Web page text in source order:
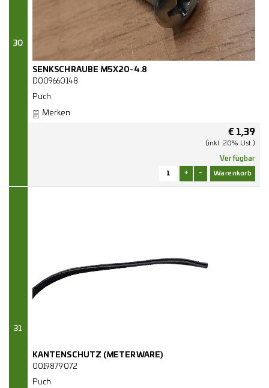
30
SENKSCHRAUBE M5X20-4.8
D009660148
Puch
Merken
€ 1,39
(inkl. 20% Ust.)
Verfügbar
+ -
31
KANTENSCHUTZ (METERWARE)
0019879072
Puch